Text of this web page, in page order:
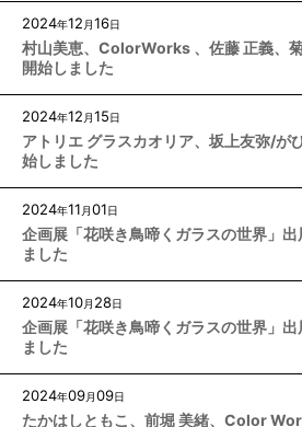
2024年12 月16日
村山美恵、ColorWorks 、佐藤 正義、
開始しました
2024年12 月15日
アトリエ グラスカオリア、坂上友弥/
始しました
2024年11 月01日
企画展「花咲き鳥啼くガラスの世界」
ました
2024年10月 28日
企画展「花咲き鳥啼くガラスの世界」
ました
2024年09月09日
たかはしともこ、前堀 美緒、Color